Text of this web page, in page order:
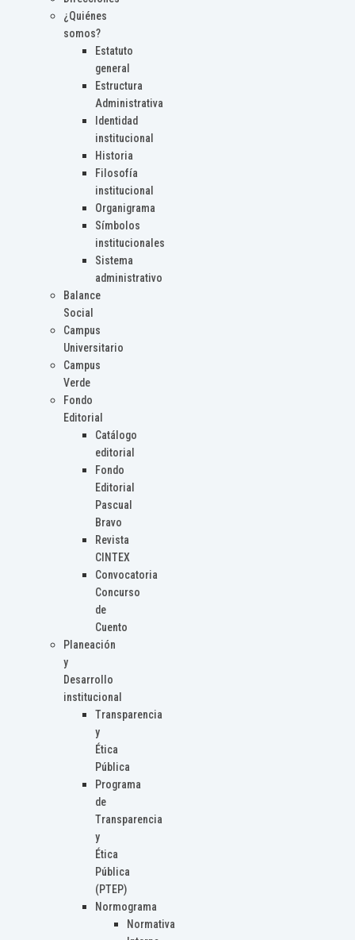
¿Quiénes
somos?
Estatuto
general
Estructura
Administrativa
Identidad
institucional
Historia
Filosofía
institucional
Organigrama
Símbolos
institucionales
Sistema
administrativo
Balance
Social
Campus
Universitario
Campus
Verde
Fondo
Editorial
Catálogo
editorial
Fondo
Editorial
Pascual
Bravo
Revista
CINTEX
Convocatoria
Concurso
de
Cuento
Planeación
y
Desarrollo
institucional
Transparencia
y
Ética
Pública
Programa
de
Transparencia
y
Ética
Pública
(PTEP)
Normograma
Normativa